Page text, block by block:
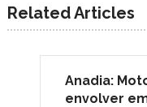
Related Articles
Anadia:
envolver